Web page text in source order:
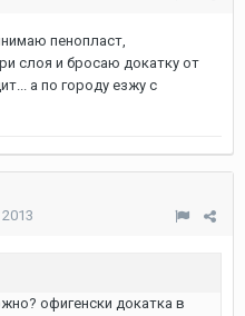
пенопласт,
слоя и бросаю докатку от
а по городу езжу с
офигенски докатка в